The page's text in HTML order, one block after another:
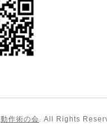
動作術の会. All Rights